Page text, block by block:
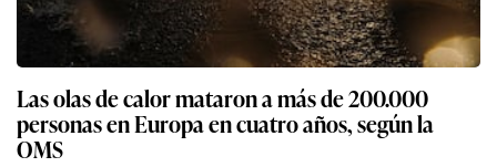
Las olas de calor mataron a más de 200.000
personas en Europa en cuatro años, según la
OMS